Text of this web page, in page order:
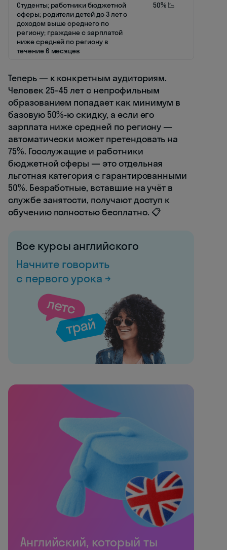
Студенты; работники бюджетной
сферы; родители детей до 3 лет с
доходом выше среднего по
региону; граждане с зарплатой
ниже средней по региону в
течение 6 месяцев
50% 📉
Теперь — к конкретным аудиториям.
Человек 25–45 лет с непрофильным
образованием попадает как минимум в
базовую 50%-ю скидку, а если его
зарплата ниже средней по региону —
автоматически может претендовать на
75%. Госслужащие и работники
бюджетной сферы — это отдельная
льготная категория с гарантированными
50%. Безработные, вставшие на учёт в
службе занятости, получают доступ к
обучению полностью бесплатно. 📋
Все курсы английского
Начните говорить
с первого урока →
Английский, который ты